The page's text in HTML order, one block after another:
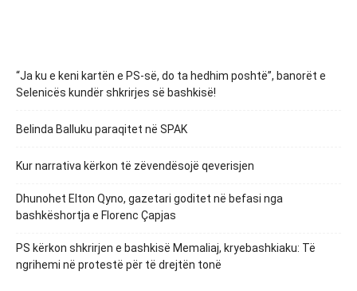
“Ja ku e keni kartën e PS-së, do ta hedhim poshtë”, banorët e
Selenicës kundër shkrirjes së bashkisë!
Belinda Balluku paraqitet në SPAK
Kur narrativa kërkon të zëvendësojë qeverisjen
Dhunohet Elton Qyno, gazetari goditet në befasi nga
bashkëshortja e Florenc Çapjas
PS kërkon shkrirjen e bashkisë Memaliaj, kryebashkiaku: Të
ngrihemi në protestë për të drejtën tonë